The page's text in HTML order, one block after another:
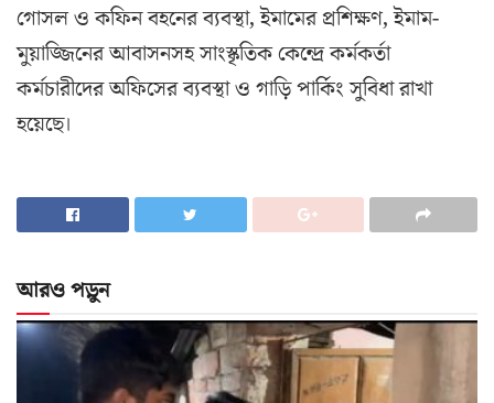
গোসল ও কফিন বহনের ব্যবস্থা, ইমামের প্রশিক্ষণ, ইমাম-
মুয়াজ্জিনের আবাসনসহ সাংস্কৃতিক কেন্দ্রে কর্মকর্তা
কর্মচারীদের অফিসের ব্যবস্থা ও গাড়ি পার্কিং সুবিধা রাখা
হয়েছে।
আরও পড়ুন